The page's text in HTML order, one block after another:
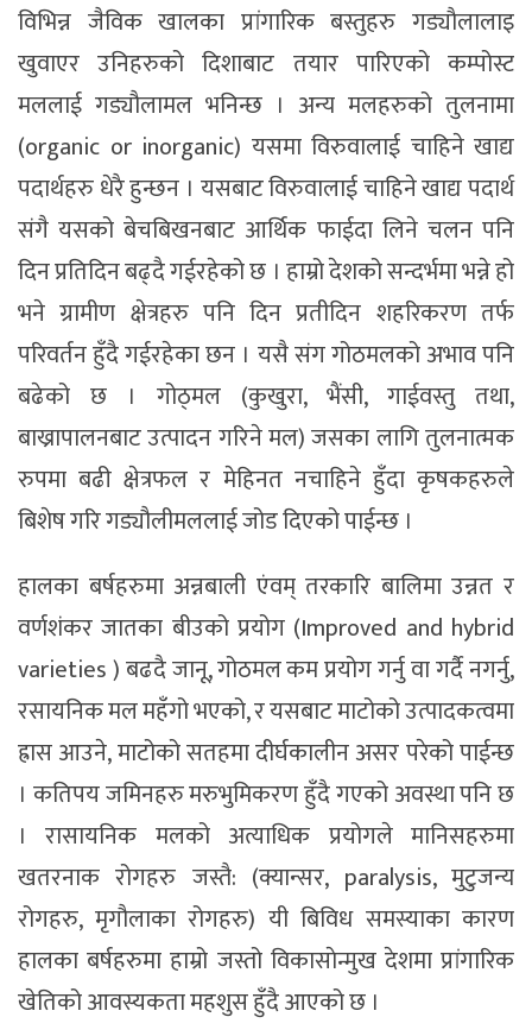
विभिन्न जैविक खालका प्रांगारिक बस्तुहरु गड्याैलालाइ
खुवाएर उनिहरुको दिशाबाट तयार पारिएको कम्पोस्ट
मललाई गड्यौलामल भनिन्छ । अन्य मलहरुको तुलनामा
(organic or inorganic) यसमा विरुवालाई चाहिने खाद्य
पदार्थहरु धेरै हुन्छन । यसबाट विरुवालाई चाहिने खाद्य पदार्थ
संगै यसको बेचबिखनबाट आर्थिक फाईदा लिने चलन पनि
दिन प्रतिदिन बढ्दै गईरहेको छ । हाम्रो देशको सन्दर्भमा भन्ने हो
भने ग्रामीण क्षेत्रहरु पनि दिन प्रतीदिन शहरिकरण तर्फ
परिवर्तन हुँदै गईरहेका छन । यसै संग गोठमलको अभाव पनि
बढेको छ । गोठ्मल (कुखुरा, भैंसी, गाईवस्तु तथा,
बाख्रापालनबाट उत्पादन गरिने मल) जसका लागि तुलनात्मक
रुपमा बढी क्षेत्रफल र मेहिनत नचाहिने हुँदा कृषकहरुले
बिशेष गरि गड्यौलीमललाई जोड दिएको पाईन्छ ।
हालका बर्षहरुमा अन्नबाली एंवम् तरकारि बालिमा उन्नत र
वर्णशंकर जातका बीउको प्रयोग (Improved and hybrid
varieties ) बढदै जानू, गोठमल कम प्रयोग गर्नु वा गर्दै नगर्नु,
रसायनिक मल महँगो भएको, र यसबाट माटोको उत्पादकत्वमा
ह्रास आउने, माटोको सतहमा दीर्घकालीन असर परेको पाईन्छ
। कतिपय जमिनहरु मरुभुमिकरण हुँदै गएको अवस्था पनि छ
। रासायनिक मलको अत्याधिक प्रयोगले मानिसहरुमा
खतरनाक रोगहरु जस्तै: (क्यान्सर, paralysis, मुटुजन्य
रोगहरु, मृगौलाका रोगहरु) यी बिविध समस्याका कारण
हालका बर्षहरुमा हाम्रो जस्तो विकासाेन्मुख देशमा प्रांगारिक
खेतिको आवस्यकता महशुस हुँदै आएको छ ।